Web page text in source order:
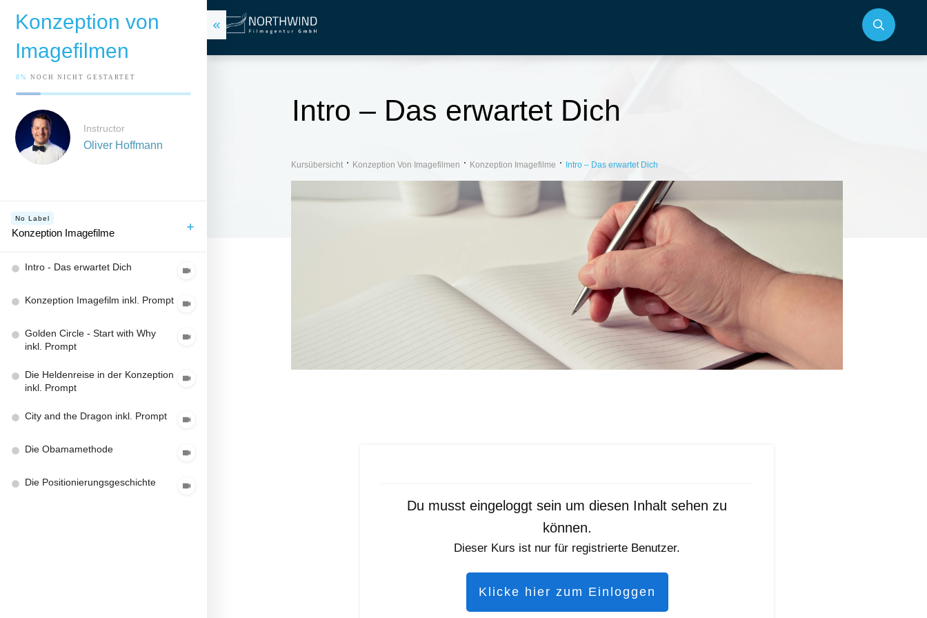
Intro – Das erwartet Dich
Kursübersicht Konzeption Von Imagefilmen Konzeption Imagefilme Intro – Das erwartet Dich
Du musst eingeloggt sein um diesen Inhalt sehen zu
können.
Dieser Kurs ist nur für registrierte Benutzer.
Klicke hier zum Einloggen
Konzeption von
Imagefilmen
0% NOCH NICHT GESTARTET
Instructor
Oliver Hoffmann
No Label
Konzeption Imagefilme
Intro - Das erwartet Dich
Konzeption Imagefilm inkl. Prompt
Golden Circle - Start with Why
inkl. Prompt
Die Heldenreise in der Konzeption
inkl. Prompt
City and the Dragon inkl. Prompt
Die Obamamethode
Die Positionierungsgeschichte